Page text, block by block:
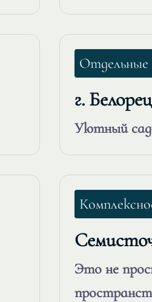
Отдельные
г.
Уютный
Это не